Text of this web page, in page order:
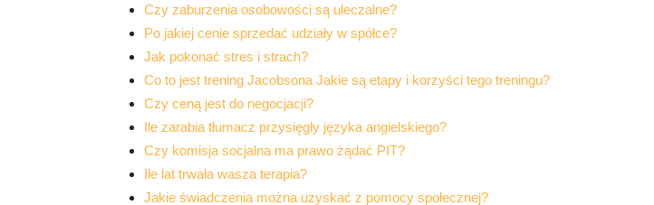
Czy zaburzenia osobowości są uleczalne?
Po jakiej cenie sprzedać udziały w spółce?
Jak pokonać stres i strach?
Co to jest trening Jacobsona Jakie są etapy i korzyści tego treningu?
Czy ceną jest do negocjacji?
Ile zarabia tłumacz przysięgły języka angielskiego?
Czy komisja socjalna ma prawo żądać PIT?
Ile lat trwała wasza terapia?
Jakie świadczenia można uzyskać z pomocy społecznej?